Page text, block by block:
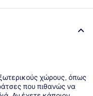
χώρους, όπως
που πιθανώς να